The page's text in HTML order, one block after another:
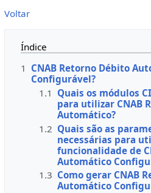
Voltar
Índice
1 CNAB Retorno Débito
Configurável?
1.1 Quais os módulos
para utilizar CNAB
Automático?
1.2 Quais são as
necessárias para
funcionalidade de
Automático
1.3 Como gerar CNAB
Automático